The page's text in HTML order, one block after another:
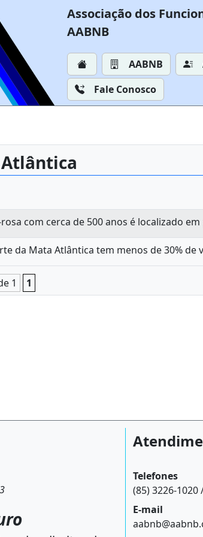
Associação dos
AABNB
AABNB
Fale Conosco
com cerca de 500 anos é localizado
da Mata Atlântica tem menos de 30% de
1 1
Telefones
(85) 3226-1020
E-mail